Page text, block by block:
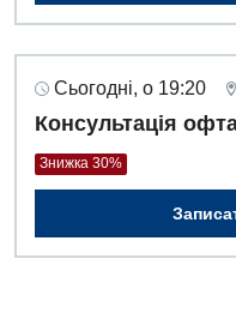
Дерматовенерологія
Ендокринологія
Кардіологія
Мамологія
Сьогодні, о 19:20
Консультація
Знижка 30%